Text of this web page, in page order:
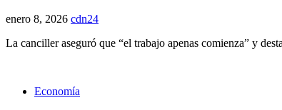
enero 8, 2026 cdn24
La canciller aseguró que “el trabajo apenas comienza” y
Economía